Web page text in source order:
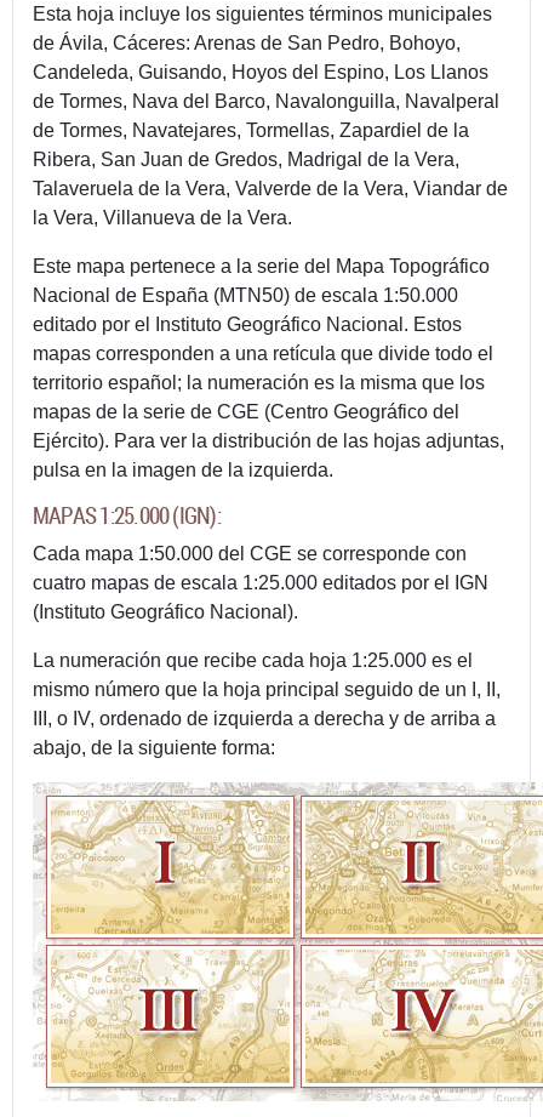
Esta hoja incluye los siguientes términos municipales
de Ávila, Cáceres: Arenas de San Pedro, Bohoyo,
Candeleda, Guisando, Hoyos del Espino, Los Llanos
de Tormes, Nava del Barco, Navalonguilla, Navalperal
de Tormes, Navatejares, Tormellas, Zapardiel de la
Ribera, San Juan de Gredos, Madrigal de la Vera,
Talaveruela de la Vera, Valverde de la Vera, Viandar de
la Vera, Villanueva de la Vera.
Este mapa pertenece a la serie del Mapa Topográfico
Nacional de España (MTN50) de escala 1:50.000
editado por el Instituto Geográfico Nacional. Estos
mapas corresponden a una retícula que divide todo el
territorio español; la numeración es la misma que los
mapas de la serie de CGE (Centro Geográfico del
Ejército). Para ver la distribución de las hojas adjuntas,
pulsa en la imagen de la izquierda.
MAPAS 1:25.000 (IGN):
Cada mapa 1:50.000 del CGE se corresponde con
cuatro mapas de escala 1:25.000 editados por el IGN
(Instituto Geográfico Nacional).
La numeración que recibe cada hoja 1:25.000 es el
mismo número que la hoja principal seguido de un I, II,
III, o IV, ordenado de izquierda a derecha y de arriba a
abajo, de la siguiente forma: